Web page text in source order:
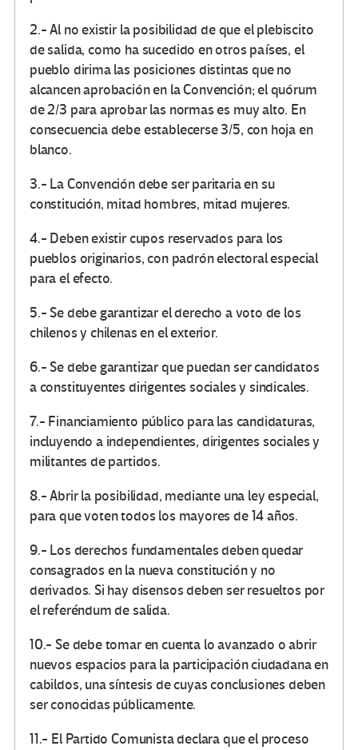
2.- Al no existir la posibilidad de que el plebiscito
de salida, como ha sucedido en otros países, el
pueblo dirima las posiciones distintas que no
alcancen aprobación en la Convención; el quórum
de 2/3 para aprobar las normas es muy alto. En
consecuencia debe establecerse 3/5, con hoja en
blanco.
3.- La Convención debe ser paritaria en su
constitución, mitad hombres, mitad mujeres.
4.- Deben existir cupos reservados para los
pueblos originarios, con padrón electoral especial
para el efecto.
5.- Se debe garantizar el derecho a voto de los
chilenos y chilenas en el exterior.
6.- Se debe garantizar que puedan ser candidatos
a constituyentes dirigentes sociales y sindicales.
7.- Financiamiento público para las candidaturas,
incluyendo a independientes, dirigentes sociales y
militantes de partidos.
8.- Abrir la posibilidad, mediante una ley especial,
para que voten todos los mayores de 14 años.
9.- Los derechos fundamentales deben quedar
consagrados en la nueva constitución y no
derivados. Si hay disensos deben ser resueltos por
el referéndum de salida.
10.- Se debe tomar en cuenta lo avanzado o abrir
nuevos espacios para la participación ciudadana en
cabildos, una síntesis de cuyas conclusiones deben
ser conocidas públicamente.
11.- El Partido Comunista declara que el proceso